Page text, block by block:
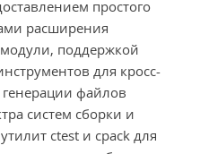
простого
расширения
поддержкой
для кросс-
файлов
систем сборки и
ctest и cpack для